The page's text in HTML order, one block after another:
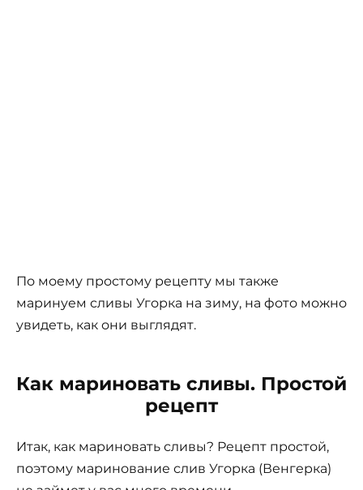
По моему простому рецепту мы также
маринуем сливы Угорка на зиму, на фото можно
увидеть, как они выглядят.
Как мариновать сливы. Простой
рецепт
Итак, как мариновать сливы? Рецепт простой,
поэтому маринование слив Угорка (Венгерка)